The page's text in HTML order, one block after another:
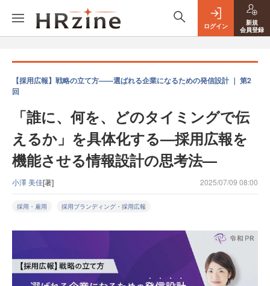
ログイン
新規
会員登録
【採用広報】戦略の立て方——選ばれる企業になるための発信設計 ｜ 第2
回
「誰に、何を、どのタイミングで伝
えるか」を具体化する—採用広報を
機能させる情報設計の思考法—
小澤 美佳[著] 2025/07/09 08:00
採用・雇用 採用ブランディング・採用広報